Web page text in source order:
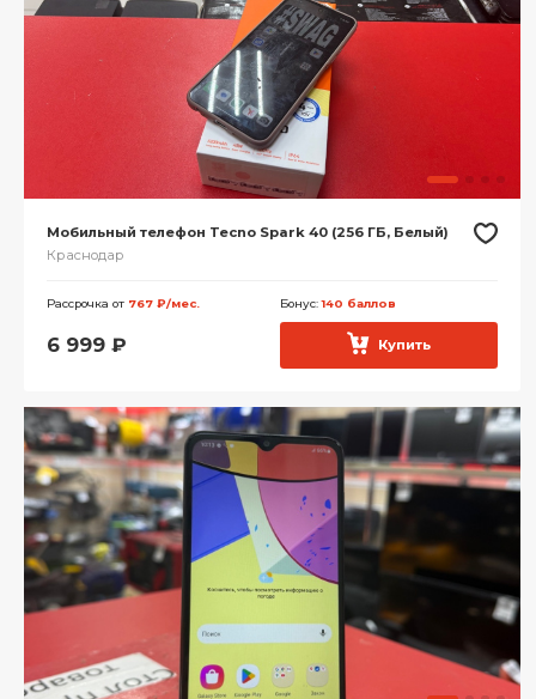
Мобильный телефон Tecno Spark 40 (256 ГБ, Белый)
Краснодар
Рассрочка от 767 ₽/мес. Бонус:140 баллов
6 999 ₽ Купить